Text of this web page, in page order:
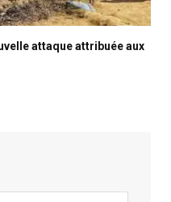
attaque attribuée aux